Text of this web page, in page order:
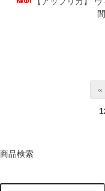
«
商品検索